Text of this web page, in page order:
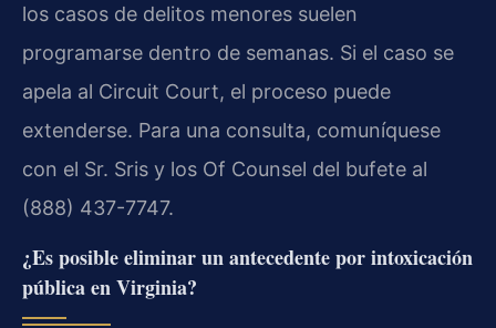
los casos de delitos menores suelen
programarse dentro de semanas. Si el caso se
apela al Circuit Court, el proceso puede
extenderse. Para una consulta, comuníquese
con el Sr. Sris y los Of Counsel del bufete al
(888) 437-7747.
¿Es posible eliminar un antecedente por intoxicación
pública en Virginia?